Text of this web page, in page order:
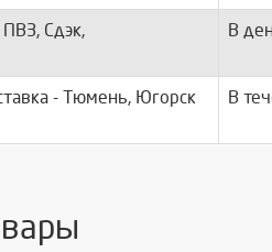
Сдэк,
В
- Тюмень, Югорск В